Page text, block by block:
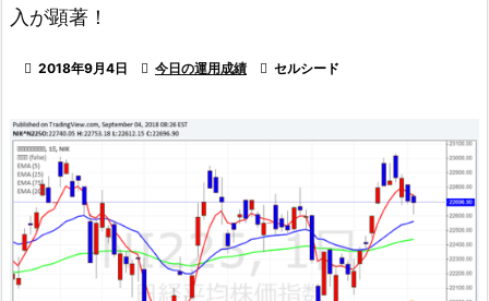
入が顕著！
 2018年9月4日  今日の運用成績  セルシード